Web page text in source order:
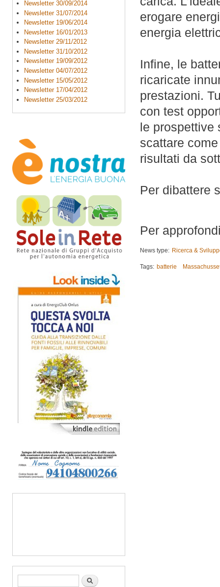
Newsletter 30/09/2014
Newsletter 31/07/2014
Newsletter 19/06/2014
Newsletter 16/01/2013
Newsletter 29/11/2012
Newsletter 31/10/2012
Newsletter 19/09/2012
Newsletter 04/07/2012
Newsletter 15/05/2012
Newsletter 17/04/2012
Newsletter 25/03/2012
Form di ricerca Cerca
erogare
energia
Infine, le
ricaricate
prestazioni.
con test
le prospettive
scattare
risultati da
Per dibattere
Per
News type: Ricerca &
Tags: batterie